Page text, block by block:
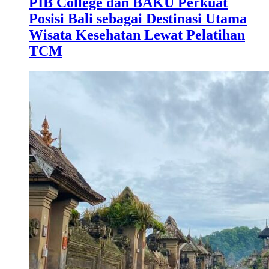
Posisi Bali sebagai Destinasi Utama
Wisata Kesehatan Lewat Pelatihan
TCM